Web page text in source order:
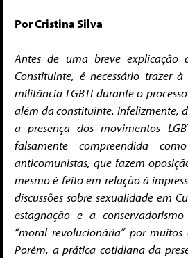
Por Cristina Silva
Antes de uma breve explicação
Constituinte, é necessário trazer
militância LGBTI durante o
além da constituinte. Infelizmente,
a presença dos movimentos
falsamente compreendida
anticomunistas, que fazem
mesmo é feito em relação à
discussões sobre sexualidade em
estagnação e a
“moral revolucionária” por muitos
Porém, a prática cotidiana da